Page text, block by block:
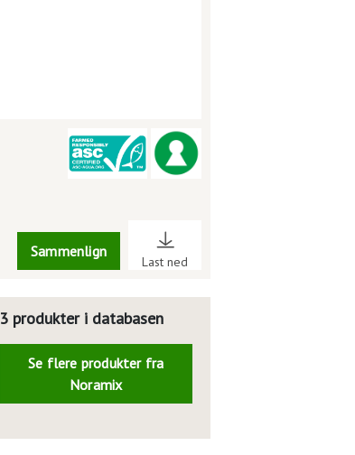
Sammenlign
Last ned
3 produkter i databasen
Se flere produkter fra
Noramix